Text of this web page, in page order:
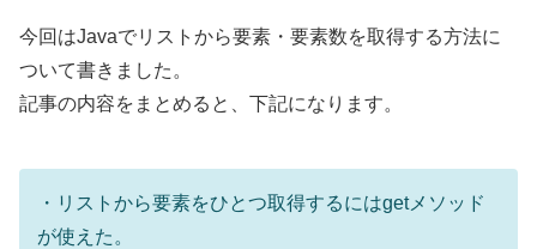
今回はJavaでリストから要素・要素数を取得する方法に
ついて書きました。
記事の内容をまとめると、下記になります。
・リストから要素をひとつ取得するにはgetメソッド
が使えた。